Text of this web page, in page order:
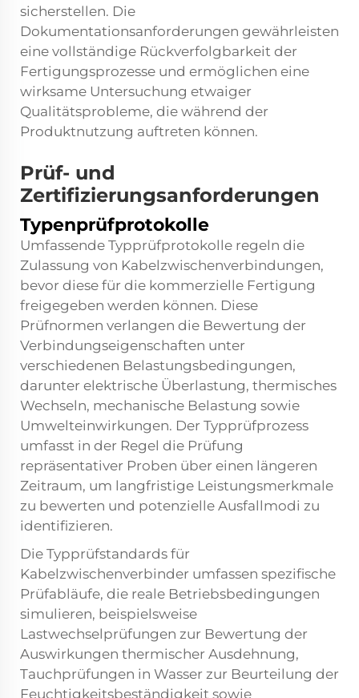
sicherstellen. Die
Dokumentationsanforderungen gewährleisten
eine vollständige Rückverfolgbarkeit der
Fertigungsprozesse und ermöglichen eine
wirksame Untersuchung etwaiger
Qualitätsprobleme, die während der
Produktnutzung auftreten können.
Prüf- und
Zertifizierungsanforderungen
Typenprüfprotokolle
Umfassende Typprüfprotokolle regeln die
Zulassung von Kabelzwischenverbindungen,
bevor diese für die kommerzielle Fertigung
freigegeben werden können. Diese
Prüfnormen verlangen die Bewertung der
Verbindungseigenschaften unter
verschiedenen Belastungsbedingungen,
darunter elektrische Überlastung, thermisches
Wechseln, mechanische Belastung sowie
Umwelteinwirkungen. Der Typprüfprozess
umfasst in der Regel die Prüfung
repräsentativer Proben über einen längeren
Zeitraum, um langfristige Leistungsmerkmale
zu bewerten und potenzielle Ausfallmodi zu
identifizieren.
Die Typprüfstandards für
Kabelzwischenverbinder umfassen spezifische
Prüfabläufe, die reale Betriebsbedingungen
simulieren, beispielsweise
Lastwechselprüfungen zur Bewertung der
Auswirkungen thermischer Ausdehnung,
Tauchprüfungen in Wasser zur Beurteilung der
Feuchtigkeitsbeständigkeit sowie